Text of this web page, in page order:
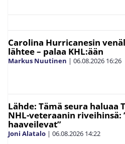
Carolina Hurricanesin
lähtee – palaa KHL:ään
Markus Nuutinen | 06.08.2026 16:26
Lähde: Tämä seura haluaa
NHL-veteraanin riveihinsä:
haaveilevat”
Joni Alatalo | 06.08.2026 14:22